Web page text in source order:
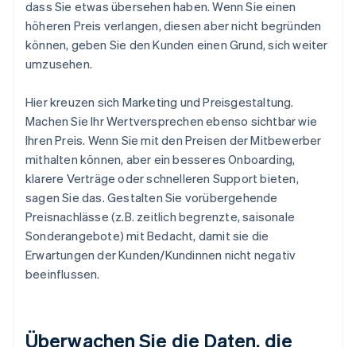
dass Sie etwas übersehen haben. Wenn Sie einen
höheren Preis verlangen, diesen aber nicht begründen
können, geben Sie den Kunden einen Grund, sich weiter
umzusehen.
Hier kreuzen sich Marketing und Preisgestaltung.
Machen Sie Ihr Wertversprechen ebenso sichtbar wie
Ihren Preis. Wenn Sie mit den Preisen der Mitbewerber
mithalten können, aber ein besseres Onboarding,
klarere Verträge oder schnelleren Support bieten,
sagen Sie das. Gestalten Sie vorübergehende
Preisnachlässe (z.B. zeitlich begrenzte, saisonale
Sonderangebote) mit Bedacht, damit sie die
Erwartungen der Kunden/Kundinnen nicht negativ
beeinflussen.
Überwachen Sie die Daten, die